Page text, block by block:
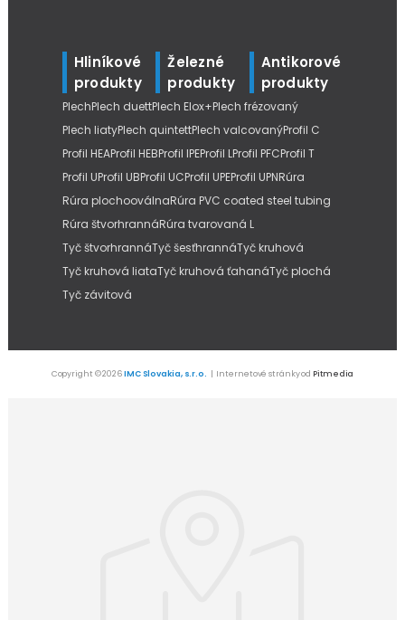
Hliníkové
produkty
Železné
produkty
Antikorové
produkty
PlechPlech duettPlech Elox+Plech frézovaný
Plech liatyPlech quintettPlech valcovanýProfil C
Profil HEAProfil HEBProfil IPEProfil LProfil PFCProfil T
Profil UProfil UBProfil UCProfil UPEProfil UPNRúra
Rúra plochooválnaRúra PVC coated steel tubing
Rúra štvorhrannáRúra tvarovaná L
Tyč štvorhrannáTyč šesťhrannáTyč kruhová
Tyč kruhová liataTyč kruhová ťahanáTyč plochá
Tyč závitová
Copyright © 2026IMC Slovakia, s.r.o. | Internetové stránky od Pitmedia